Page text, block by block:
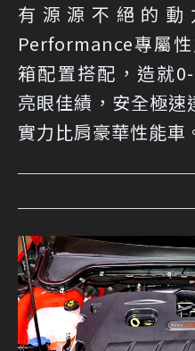
有源源不絕的動
Performance專屬
箱配置搭配，造就
亮眼佳績，安全極
實力比肩豪華性能車